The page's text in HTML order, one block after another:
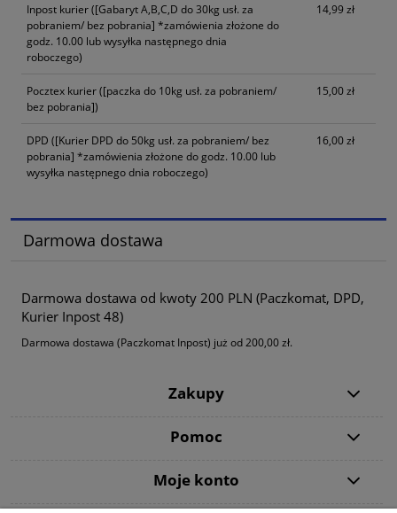
Inpost kurier([Gabaryt A,B,C,D do 30kg usł. za
pobraniem/ bez pobrania] *zamówienia złożone do
godz. 10.00 lub wysyłka następnego dnia
roboczego)
14,99 zł
Pocztex kurier([paczka do 10kg usł. za pobraniem/
bez pobrania])
15,00 zł
DPD ([Kurier DPD do 50kg usł. za pobraniem/ bez
pobrania] *zamówienia złożone do godz. 10.00 lub
wysyłka następnego dnia roboczego)
16,00 zł
Darmowa dostawa
Darmowa dostawa od kwoty 200 PLN (Paczkomat, DPD,
Kurier Inpost 48)
Darmowa dostawa (Paczkomat Inpost) już od 200,00 zł.
Zakupy
Pomoc
Moje konto